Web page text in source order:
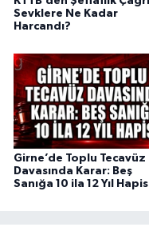
Sevklere Ne Kadar
Harcandı?
Girne’de Toplu Tecavüz
Davasında Karar: Beş
Sanığa 10 ila 12 Yıl Hapis